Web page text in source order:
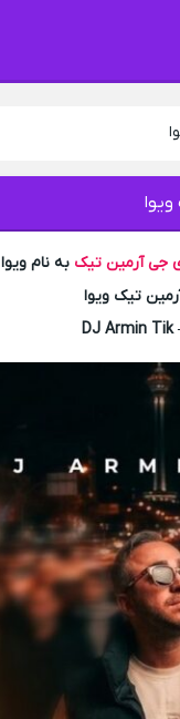
جی آرمین تیک به نام ویوا
تیک ویوا
DJ Armin Tik